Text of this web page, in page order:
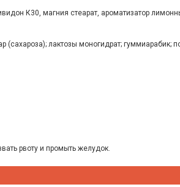
К30, магния стеарат, ароматизатор
лактозы моногидрат; гуммиарабик;
рвоту и промыть желудок.